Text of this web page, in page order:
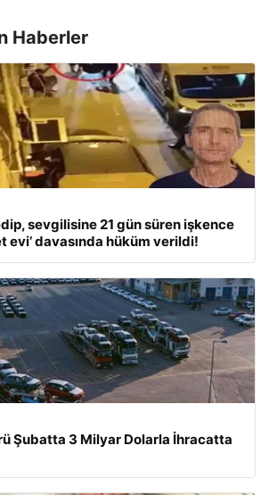
Haberler
sevgilisine 21 gün süren işkence
evi’ davasında hüküm verildi!
Şubatta 3 Milyar Dolarla İhracatta